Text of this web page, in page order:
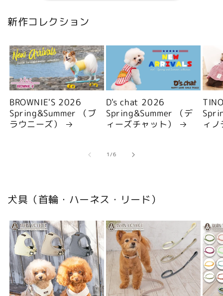
新作コレクション
BROWNIE'S 2026
Spring&Summer （ブ
ラウニーズ）
D's chat 2026
Spring&Summer （デ
ィーズチャット）
ィ
1/の
6
犬具（首輪・ハーネス・リード）